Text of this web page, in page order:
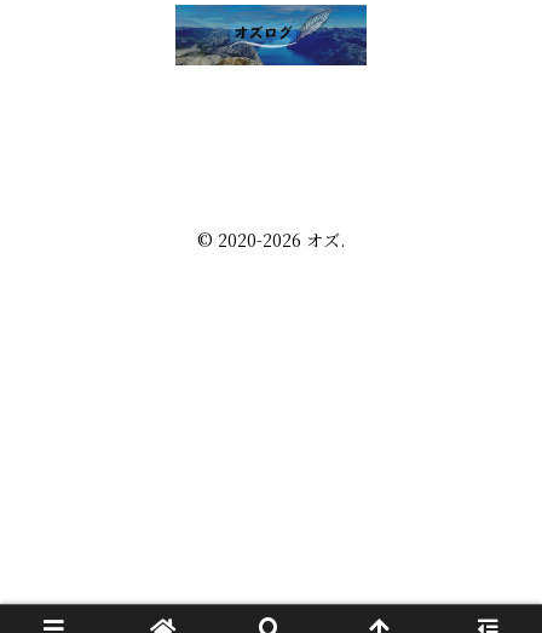
© 2020-2026 オズ.